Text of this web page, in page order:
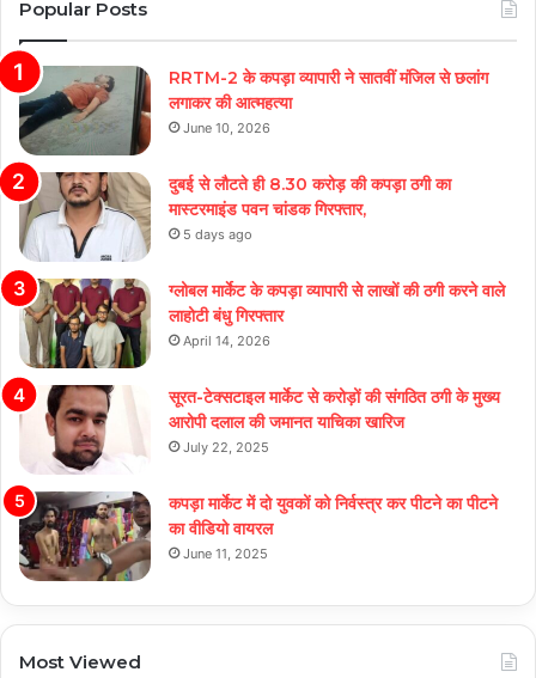
Popular Posts
RRTM-2 के कपड़ा व्यापारी ने सातवीं मंजिल से छलांग
लगाकर की आत्महत्या
June 10, 2026
दुबई से लौटते ही 8.30 करोड़ की कपड़ा ठगी का
मास्टरमाइंड पवन चांडक गिरफ्तार,
5 days ago
ग्लोबल मार्केट के कपड़ा व्यापारी से लाखों की ठगी करने वाले
लाहोटी बंधु गिरफ्तार
April 14, 2026
सूरत-टेक्सटाइल मार्केट से करोड़ों की संगठित ठगी के मुख्य
आरोपी दलाल की जमानत याचिका खारिज
July 22, 2025
कपड़ा मार्केट में दो युवकों को निर्वस्त्र कर पीटने का पीटने
का वीडियो वायरल
June 11, 2025
Most Viewed